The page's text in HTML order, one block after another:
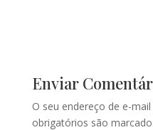
Enviar
O seu endereço de e-
obrigatórios são